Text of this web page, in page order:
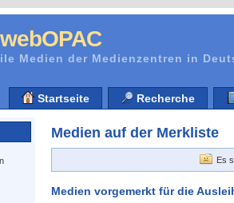
webOPAC
Medien der Medienzentren in
Startseite Recherche
Medien auf der Merkliste
Es
Medien vorgemerkt für die